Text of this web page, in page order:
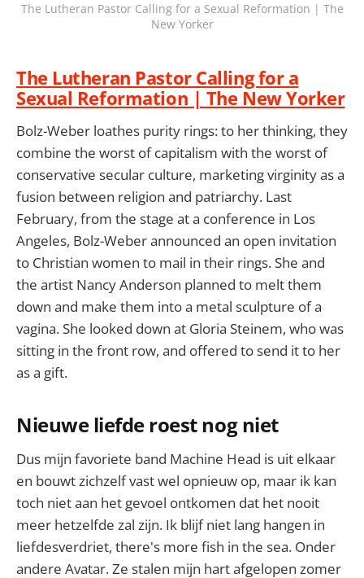
The Lutheran Pastor Calling for a Sexual Reformation | The
New Yorker
The Lutheran Pastor Calling for a
Sexual Reformation | The New Yorker
Bolz-Weber loathes purity rings: to her thinking, they
combine the worst of capitalism with the worst of
conservative secular culture, marketing virginity as a
fusion between religion and patriarchy. Last
February, from the stage at a conference in Los
Angeles, Bolz-Weber announced an open invitation
to Christian women to mail in their rings. She and
the artist Nancy Anderson planned to melt them
down and make them into a metal sculpture of a
vagina. She looked down at Gloria Steinem, who was
sitting in the front row, and offered to send it to her
as a gift.
Nieuwe liefde roest nog niet
Dus mijn favoriete band Machine Head is uit elkaar
en bouwt zichzelf vast wel opnieuw op, maar ik kan
toch niet aan het gevoel ontkomen dat het nooit
meer hetzelfde zal zijn. Ik blijf niet lang hangen in
liefdesverdriet, there's more fish in the sea. Onder
andere Avatar. Ze stalen mijn hart afgelopen zomer